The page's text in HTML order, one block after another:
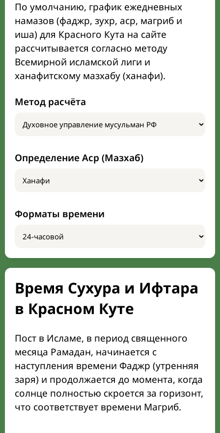
По умолчанию, график ежедневных
намазов (фаджр, зухр, аср, магриб и
иша) для Красного Кута на сайте
рассчитывается согласно методу
Всемирной исламской лиги и
ханафитскому мазхабу (ханафи).
Метод расчёта
Определение Аср (Мазхаб)
Форматы времени
Время Сухура и Ифтара
в Красном Куте
Пост в Исламе, в период священного
месяца Рамадан, начинается с
наступления времени Фаджр (утренняя
заря) и продолжается до момента, когда
солнце полностью скроется за горизонт,
что соответствует времени Магриб.